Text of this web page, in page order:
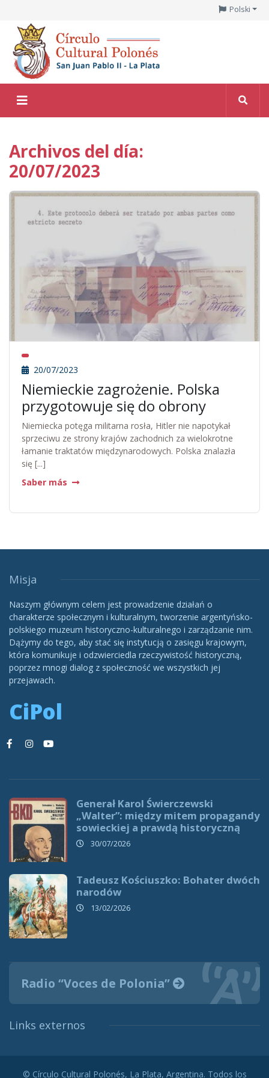
Polski
Archivos del día:
20/07/2023
20/07/2023
Niemieckie zagrożenie. Polska
przygotowuje się do obrony
Niemiecka potęga militarna rosła, Hitler nie napotykał
sprzeciwu ze strony krajów zachodnich za wielokrotne
łamanie traktatów międzynarodowych. Polska znalazła
się [...]
Saber más
Misja
Naszym głównym celem jest prowadzenie działań o
charakterze społecznym i kulturalnym, tworzenie argentyńsko-
polskiego muzeum historyczno-kulturalnego i zarządzanie nim.
Dążymy do tego, aby stać się instytucją o zasięgu krajowym,
która komunikuje i odzwierciedla rzeczywistość historyczną,
poprzez mnogi dialog z społeczność we wszystkich jej
przejawach.
CiPol
Generał Karol Świerczewski
„Walter”: między mitem propagandy
sowieckiej a prawdą historyczną
30/07/2026
Tadeusz Kościuszko: Bohater dwóch
narodów
13/02/2026
Radio “Voces de Polonia”
Links externos
© Círculo Cultural Polonés, La Plata, Argentina. Todos los